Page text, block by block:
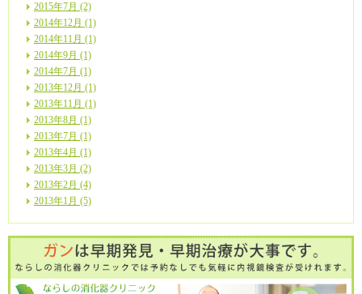
2015年7月 (2)
2014年12月 (1)
2014年11月 (1)
2014年9月 (1)
2014年7月 (1)
2013年12月 (1)
2013年11月 (1)
2013年8月 (1)
2013年7月 (1)
2013年4月 (1)
2013年3月 (2)
2013年2月 (4)
2013年1月 (5)